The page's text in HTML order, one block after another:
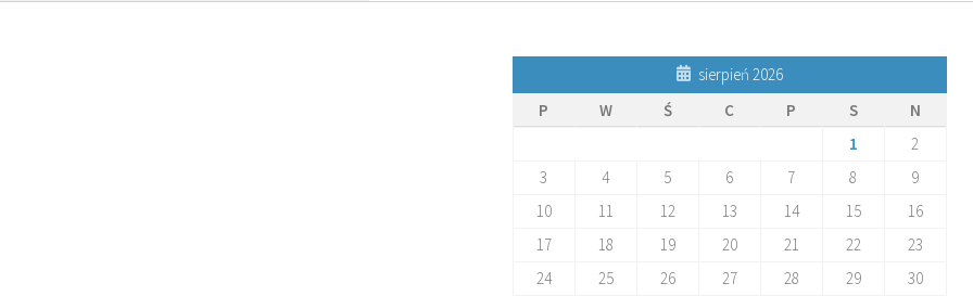
sierpień 2026
P
W Ś C P S
N
1
2
3
4 5 6 7 8
9
10
11 12 13 14 15
16
17
18 19 20 21 22
23
24
25 26 27 28 29
30